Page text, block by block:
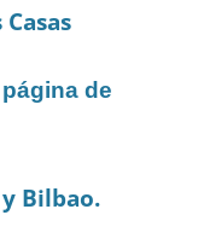
de
Bilbao.